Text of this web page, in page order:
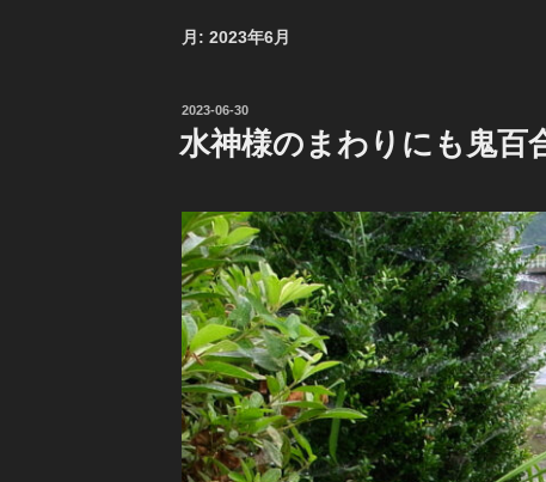
月: 2023年6月
投
日:
2023-06-30
水神様のまわりにも鬼百